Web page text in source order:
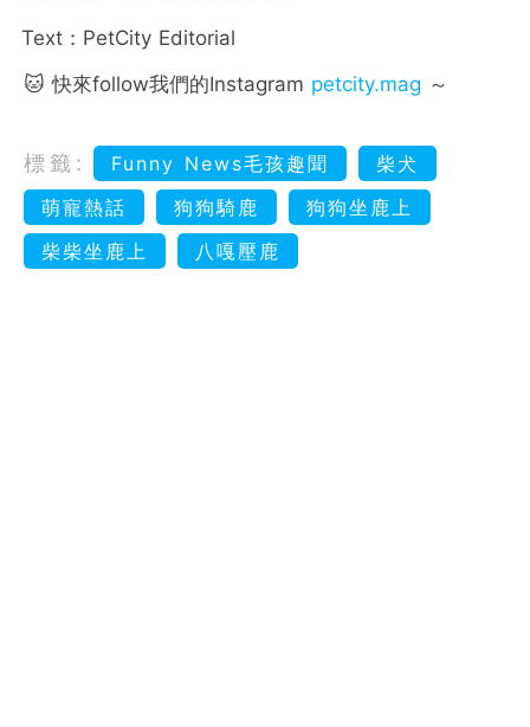
Text：PetCity Editorial
🐱 快來follow我們的Instagram petcity.mag ～
標籤: Funny News毛孩趣聞
柴犬
萌寵熱話
狗狗騎鹿
狗狗坐鹿上
柴柴坐鹿上
八嘎壓鹿